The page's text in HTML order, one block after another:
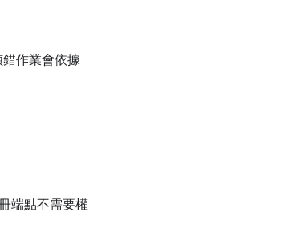
作業會依據
端點不需要權